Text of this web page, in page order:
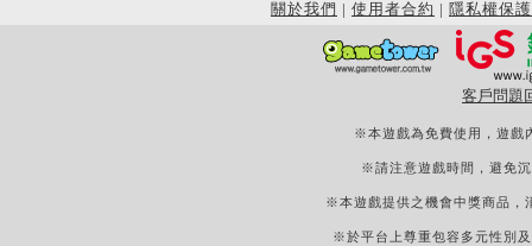
關於我們 | 使用者合約 | 隱私權保護
客戶問題
※本遊戲為免費使用，遊戲
※請注意遊戲時間，避免
※本遊戲提供之機會中獎商品，
※於平台上尊重包容多元性別